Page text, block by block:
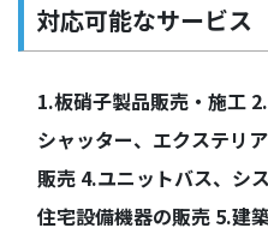
対応可能なサービス
1.板硝子製品販売・施工
シャッター、エクステリ
販売 4.ユニットバス、シ
住宅設備機器の販売 5.